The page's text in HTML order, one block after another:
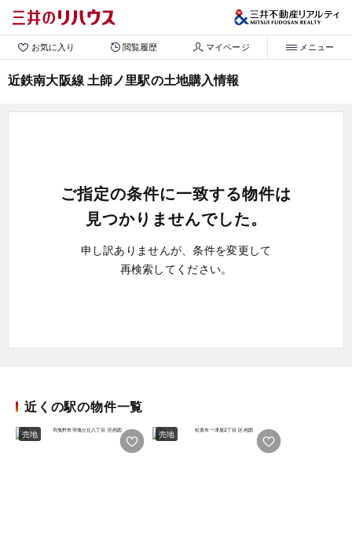
お気に入り 閲覧履歴 マイページ メニュー
近鉄南大阪線 土師ノ里駅の土地購入情報
ご指定の条件に一致する物件は
見つかりませんでした。
申し訳ありませんが、条件を変更して
再検索してください。
近くの駅の物件一覧
売地 売地